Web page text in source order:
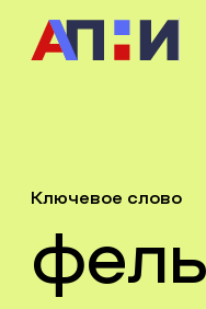
Ключевое слово